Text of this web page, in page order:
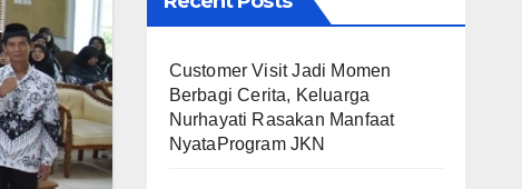
Customer Visit Jadi Momen
Berbagi Cerita, Keluarga
Nurhayati Rasakan Manfaat
NyataProgram JKN